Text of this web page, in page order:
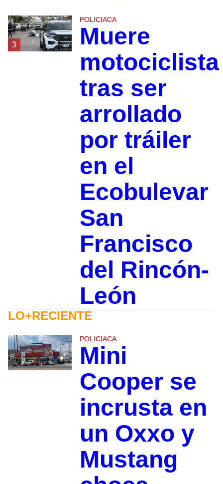
3
POLICIACA
Muere
motociclista
tras ser
arrollado
por tráiler
en el
Ecobulevar
San
Francisco
del Rincón-
León
LO+RECIENTE
POLICIACA
Mini
Cooper se
incrusta en
un Oxxo y
Mustang